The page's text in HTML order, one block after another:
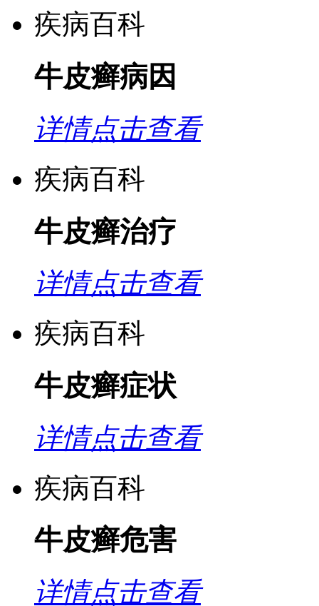
疾病百科
牛皮癣病因
详情点击查看
疾病百科
牛皮癣治疗
详情点击查看
疾病百科
牛皮癣症状
详情点击查看
疾病百科
牛皮癣危害
详情点击查看